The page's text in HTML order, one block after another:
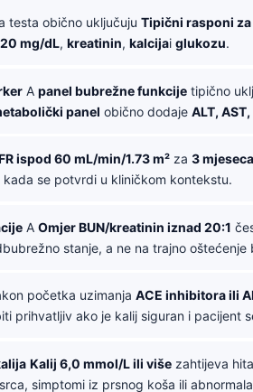
testa obično uključuju Tipični rasponi
mg/dL, kreatinin, kalcijai glukozu.
A panel bubrežne funkcije tipično
panel obično dodaje ALT,
ispod 60 mL/min/1.73 m² za 3
se potvrdi u kliničkom kontekstu.
A Omjer BUN/kreatinin iznad 20:1
stanje, a ne na trajno oštećenje
početka uzimanja ACE inhibitora ili
prihvatljiv ako je kalij siguran i pacijent
Kalij 6,0 mmol/L ili više zahtijeva
simptomi iz prsnog koša ili